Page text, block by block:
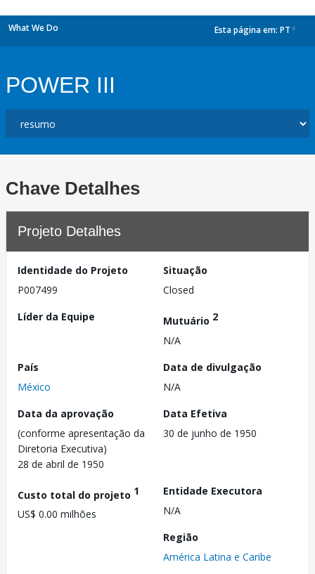
What We Do Esta página em: PT
POWER III
Chave Detalhes
Projeto Detalhes
Identidade do Projeto
P007499
Situação
Closed
Líder da Equipe
Mutuário 2
N/A
País
México
Data de divulgação
N/A
Data da aprovação
(conforme apresentação da
Diretoria Executiva)
28 de abril de 1950
Data Efetiva
30 de junho de 1950
Custo total do projeto 1
US$ 0.00 milhões
Entidade Executora
N/A
Região
América Latina e Caribe